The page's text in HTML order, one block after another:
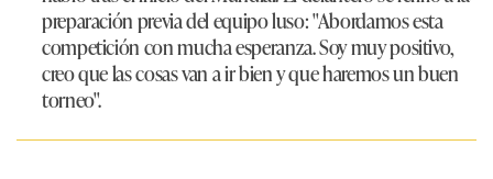
preparación previa del equipo luso:"Abordamos esta
competición con mucha esperanza. Soy muy positivo,
creo que las cosas van a ir bien y que haremos un buen
torneo".